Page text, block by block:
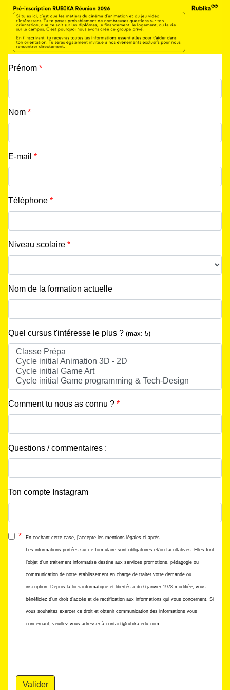
Prénom *
Nom *
E-mail *
Téléphone *
Niveau scolaire *
Nom de la formation actuelle
Quel cursus t'intéresse le plus ? (max: 5)
Comment tu nous as connu ? *
Questions / commentaires :
Ton compte Instagram
* En cochant cette case, j'accepte les mentions légales ci-après.
Les informations portées sur ce formulaire sont obligatoires et/ou facultatives. Elles font
l’objet d’un traitement informatisé destiné aux services promotions, pédagogie ou
communication de notre établissement en charge de traiter votre demande ou
inscription. Depuis la loi « informatique et libertés » du 6 janvier 1978 modifiée, vous
bénéficiez d’un droit d’accès et de rectification aux informations qui vous concernent. Si
vous souhaitez exercer ce droit et obtenir communication des informations vous
concernant, veuillez vous adresser à contact@rubika-edu.com
Valider